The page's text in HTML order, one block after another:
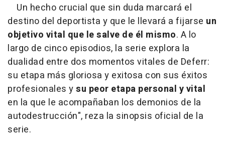
Un hecho crucial que sin duda marcará el
destino del deportista y que le llevará a fijarse un
objetivo vital que le salve de él mismo. A lo
largo de cinco episodios, la serie explora la
dualidad entre dos momentos vitales de Deferr:
su etapa más gloriosa y exitosa con sus éxitos
profesionales ysu peor etapa personal y vital
en la que le acompañaban los demonios de la
autodestrucción", reza la sinopsis oficial de la
serie.